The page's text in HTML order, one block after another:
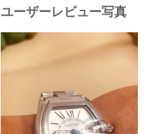
ユーザーレビュー写真